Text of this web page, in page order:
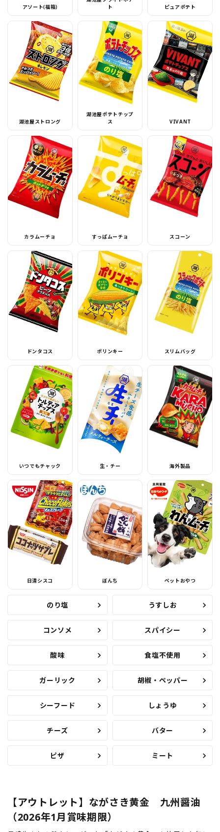
アソート(福箱)
ト
ピュアポテト
湖池屋ストロング
湖池屋ポテトチップ
ス
VIVANT
カラムーチョ すっぱムーチョ スコーン
ドンタコス ポリンキー スリムバッグ
いつでもチャック 生・チー 海外製品
日清シスコ ぼんち ペットおやつ
のり塩 うすしお
コンソメ スパイシー
酸味 食塩不使用
ガーリック 胡椒・ペッパー
シーフード しょうゆ
チーズ バター
ピザ ミート
【アウトレット】ながさき黄金 九州醤油
（2026年1月賞味期限）